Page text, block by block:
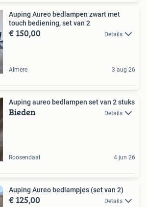
Auping Aureo bedlampen zwart met
touch bediening, set van 2
€ 150,00 Details
Almere 3 aug 26
Auping aureo bedlampen set van 2 stuks
Bieden Details
Roosendaal 4 jun 26
Auping Aureo bedlampjes (set van 2)
€ 125,00 Details